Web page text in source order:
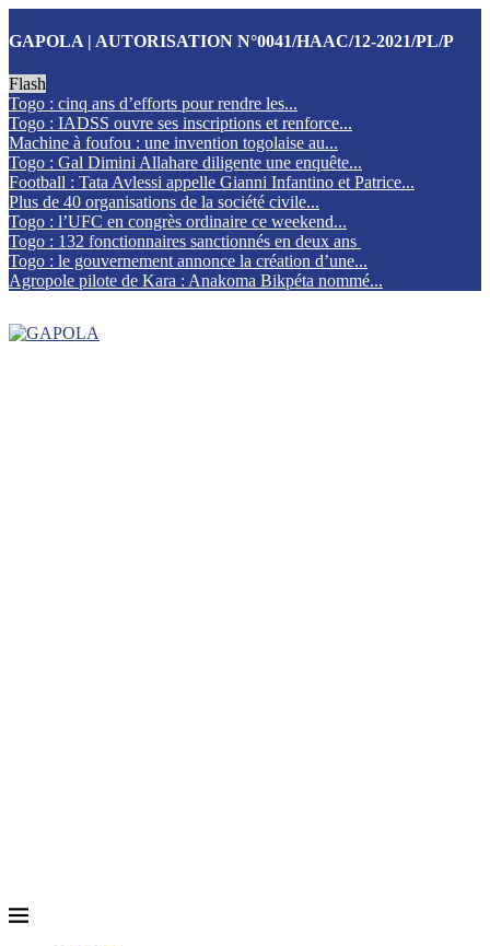
GAPOLA | AUTORISATION N°0041/HAAC/12-2021/PL/P
Flash
Togo : cinq ans d’efforts pour rendre les...
Togo : IADSS ouvre ses inscriptions et renforce...
Machine à foufou : une invention togolaise au...
Togo : Gal Dimini Allahare diligente une enquête...
Football : Tata Avlessi appelle Gianni Infantino et Patrice...
Plus de 40 organisations de la société civile...
Togo : l’UFC en congrès ordinaire ce weekend...
Togo : 132 fonctionnaires sanctionnés en deux ans
Togo : le gouvernement annonce la création d’une...
Agropole pilote de Kara : Anakoma Bikpéta nommé...